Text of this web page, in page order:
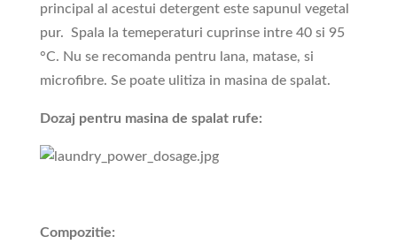
principal al acestui detergent este sapunul vegetal
pur. Spala la temeperaturi cuprinse intre 40 si 95
°C. Nu se recomanda pentru lana, matase, si
microfibre. Se poate ulitiza in masina de spalat.
Dozaj pentru masina de spalat rufe:
Compozitie: